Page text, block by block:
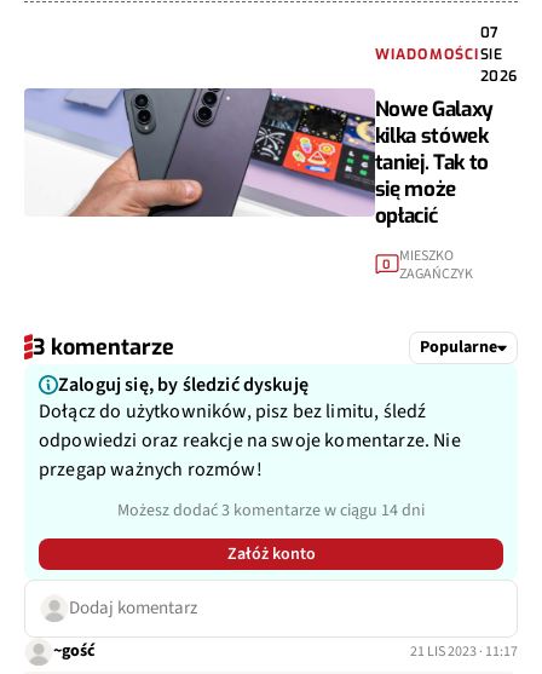
WIADOMOŚCI SIE
2026
Nowe Galaxy
kilka stówek
taniej. Tak to
się może
opłacić
0 ZAGAŃCZYK
3 komentarze Popularne
Zaloguj się, by śledzić dyskuję
Dołącz do użytkowników, pisz bez limitu, śledź
odpowiedzi oraz reakcje na swoje komentarze. Nie
przegap ważnych rozmów!
Możesz dodać 3 komentarze w ciągu 14 dni
Załóż konto
Dodaj komentarz
~gość 21 LIS 2023 · 11:17